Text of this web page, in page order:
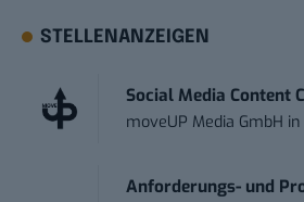
STELLENANZEIGEN
Social Media Content
moveUP Media GmbH in
Anforderungs- und